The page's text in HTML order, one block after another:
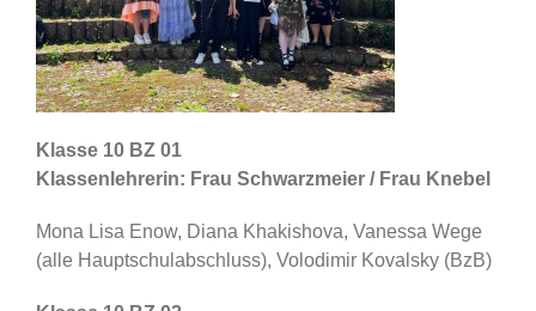
Klasse 10 BZ 01
Klassenlehrerin: Frau Schwarzmeier / Frau Knebel
Mona Lisa Enow, Diana Khakishova, Vanessa Wege
(alle Hauptschulabschluss), Volodimir Kovalsky (BzB)